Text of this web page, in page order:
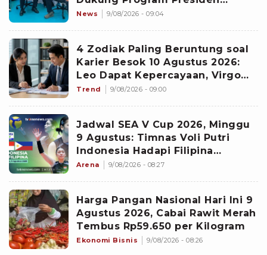
Prabowo Eliminasi Kemiskinan
News 9/08/2026 - 09:04
4 Zodiak Paling Beruntung soal
Karier Besok 10 Agustus 2026:
Leo Dapat Kepercayaan, Virgo
Makin Diperhitungkan
Trend 9/08/2026 - 09:00
Jadwal SEA V Cup 2026, Minggu
9 Agustus: Timnas Voli Putri
Indonesia Hadapi Filipina
Diperebutan Runner-up
Arena 9/08/2026 - 08:27
Harga Pangan Nasional Hari Ini 9
Agustus 2026, Cabai Rawit Merah
Tembus Rp59.650 per Kilogram
Ekonomi Bisnis 9/08/2026 - 08:26